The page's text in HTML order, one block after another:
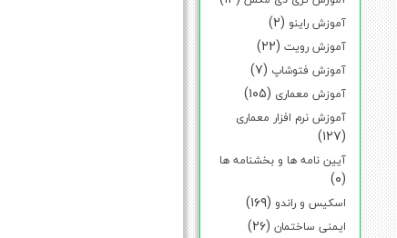
آموزش راینو (۲)
آموزش رویت (۲۲)
آموزش فتوشاپ (۷)
آموزش معماری (۱۰۵)
آموزش نرم افزار معماری
(۱۲۷)
آیین نامه ها و بخشنامه ها
(۰)
اسکیس و راندو (۱۶۹)
ایمنی ساختمان (۲۶)